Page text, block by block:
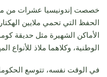
خصصت إندونيسيا عشرات من
الحفظ التي تحمي ملايين
الأماكن الشهيرة مثل حديقة
الوطنية، وكلاهما ملاذ للأنواع
في الوقت نفسه، تتوسع